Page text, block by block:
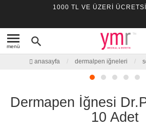
1000 TL VE ÜZERİ
menu
menü search
anasayfa dermalpen i̇ğneleri
Dermapen İğnesi
10 Adet